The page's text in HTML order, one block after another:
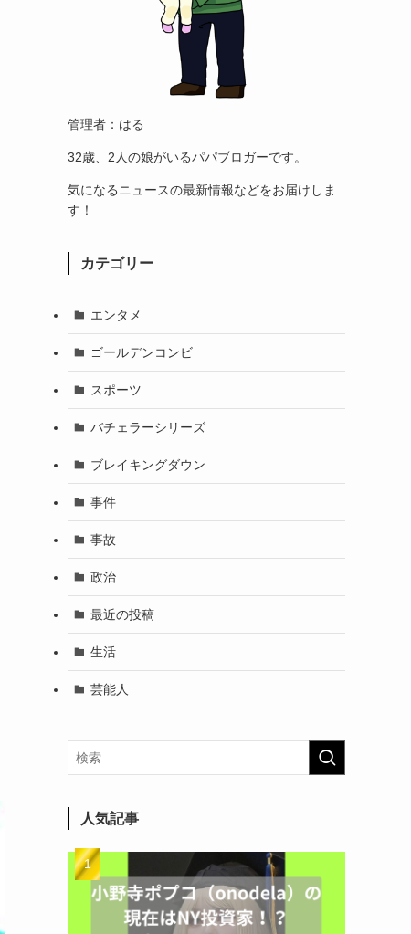
管理者：はる
32歳、2人の娘がいるパパブロガーです。
気になるニュースの最新情報などをお届けしま
す！
カテゴリー
エンタメ
ゴールデンコンビ
スポーツ
バチェラーシリーズ
ブレイキングダウン
事件
事故
政治
最近の投稿
生活
芸能人
人気記事